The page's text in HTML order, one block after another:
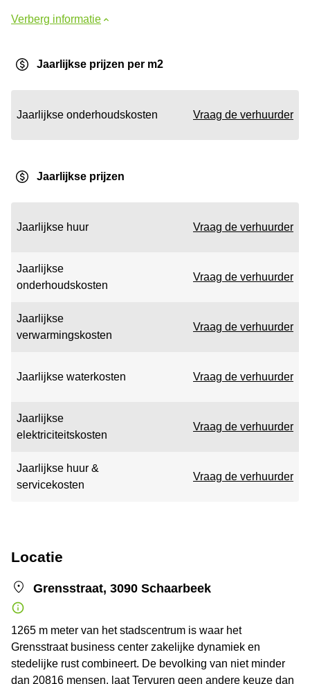
Verberg informatie
Jaarlijkse prijzen per m2
Jaarlijkse onderhoudskosten Vraag de verhuurder
Jaarlijkse prijzen
Jaarlijkse huur Vraag de verhuurder
Jaarlijkse
onderhoudskosten
Vraag de verhuurder
Jaarlijkse
verwarmingskosten
Vraag de verhuurder
Jaarlijkse waterkosten Vraag de verhuurder
Jaarlijkse
elektriciteitskosten
Vraag de verhuurder
Jaarlijkse huur &
servicekosten
Vraag de verhuurder
Locatie
Grensstraat, 3090 Schaarbeek
1265 m meter van het stadscentrum is waar het
Grensstraat business center zakelijke dynamiek en
stedelijke rust combineert. De bevolking van niet minder
dan 20816 mensen, laat Tervuren geen andere keuze dan